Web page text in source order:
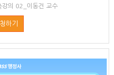
강의 02_이동건 교수
하기